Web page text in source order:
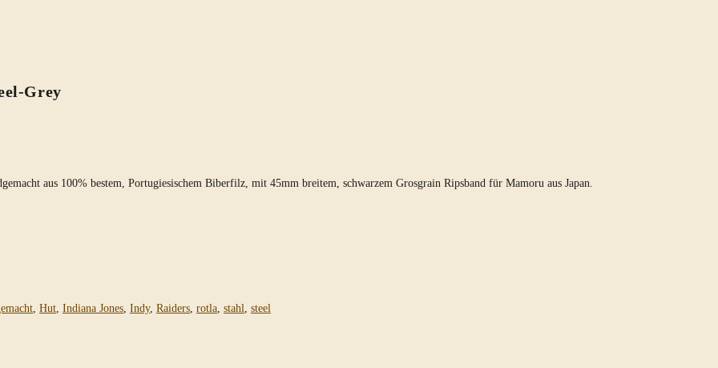
Grey
aus 100% bestem, Portugiesischem Biberfilz, mit 45mm breitem, schwarzem Grosgrain Ripsband für Mamoru aus Japan.
, Hut, Indiana Jones, Indy, Raiders, rotla, stahl, steel